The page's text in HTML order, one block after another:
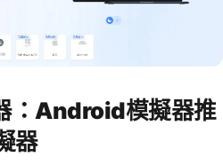
：Android模擬器推
器